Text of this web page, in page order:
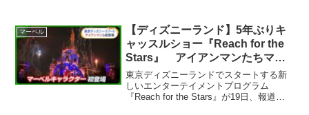
子 #ガーディアンズオブギャラクシー #ガ
ー...
マーベル
【ディズニーランド】5年ぶりキ
ャッスルショー『Reach for the
Stars』 アイアンマンたちマー
ベルキャラクターが初登場
東京ディズニーランドでスタートする新
しいエンターテイメントプログラム
『Reach for the Stars』が19日、報道陣